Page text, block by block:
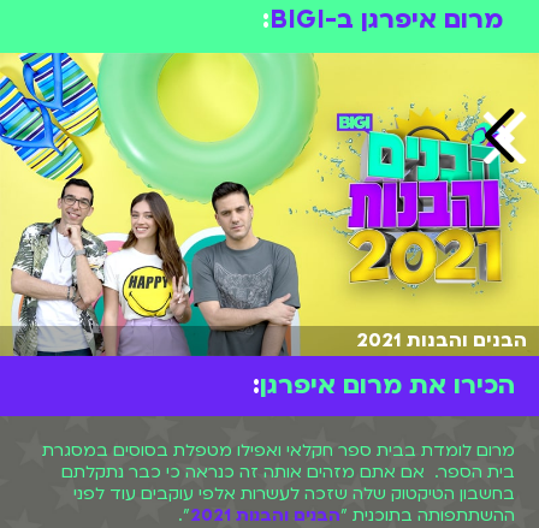
מרום איפרגן ב-BIGI
:
הבנים והבנות 2021
הכירו את מרום איפרגן:
מרום לומדת בבית ספר חקלאי ואפילו מטפלת בסוסים במסגרת
בית הספר. אם אתם מזהים אותה זה כנראה כי כבר נתקלתם
בחשבון הטיקטוק שלה שזכה לעשרות אלפי עוקבים עוד לפני
ההשתתפותה בתוכנית "הבנים והבנות 2021
".